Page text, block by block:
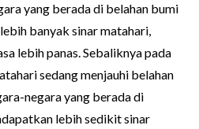
yang berada di belahan bumi
banyak sinar matahari,
lebih panas. Sebaliknya pada
sedang menjauhi belahan
negara yang berada di
lebih sedikit sinar